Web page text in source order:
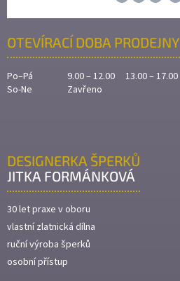
OTEVÍRACÍ DOBA PRODEJNY
Po–Pá
9.00 – 12.00 13.00 – 17.00
So-Ne
Zavřeno
DESIGNERKA ŠPERKŮ
JITKA FORMÁNKOVÁ
30 let praxe v oboru
vlastní zlatnická dílna
ruční výroba šperků
osobní přístup